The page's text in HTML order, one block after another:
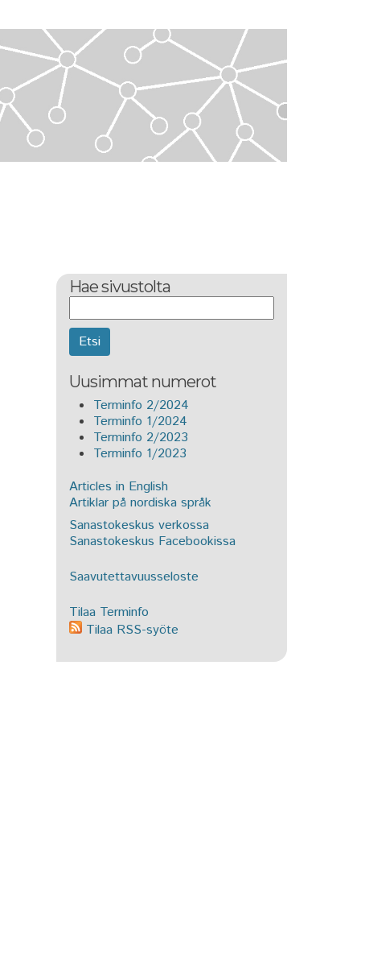
Hae sivustolta
Uusimmat numerot
Terminfo 2/2024
Terminfo 1/2024
Terminfo 2/2023
Terminfo 1/2023
Articles in English
Artiklar på nordiska språk
Sanastokeskus verkossa
Sanastokeskus Facebookissa
Saavutettavuusseloste
Tilaa Terminfo
Tilaa RSS-syöte